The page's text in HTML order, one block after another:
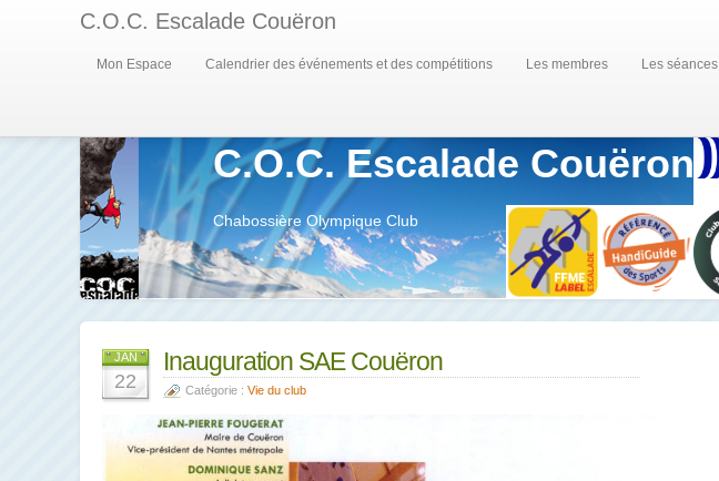
C.O.C. Escalade Couëron
Mon Espace Calendrier des événements et des compétitions Les membres Les séances
C.O.C. Escalade Couëron
Chabossière Olympique Club
JAN
22
Inauguration SAE Couëron
Catégorie : Vie du club